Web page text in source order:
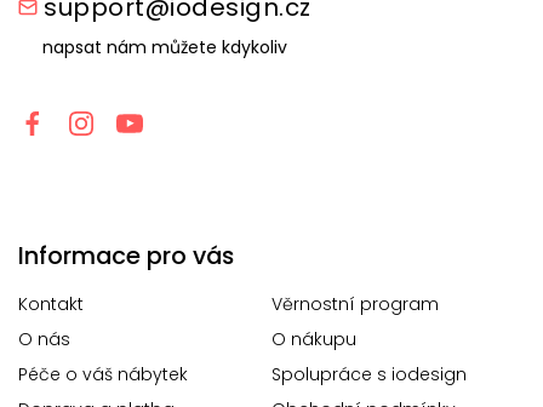
napsat nám můžete kdykoliv
Informace pro vás
Kontakt
Věrnostní program
O nás
O nákupu
Péče o váš nábytek
Spolupráce s iodesign